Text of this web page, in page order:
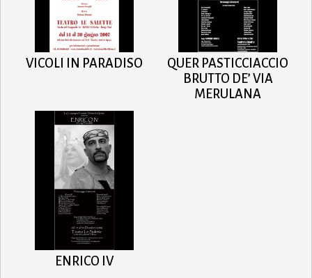
VICOLI IN PARADISO
QUER PASTICCIACCIO
BRUTTO DE’ VIA
MERULANA
ENRICO IV